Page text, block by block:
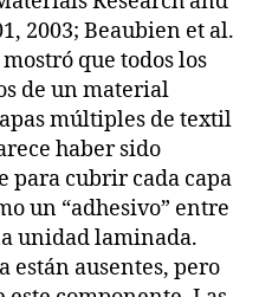
2003; Beaubien et al.
que todos los
de un material
múltiples de textil
haber sido
para cubrir cada capa
un “adhesivo” entre
unidad laminada.
están ausentes, pero